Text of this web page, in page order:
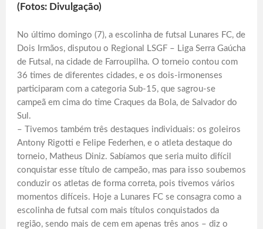
(Fotos: Divulgação)
No último domingo (7), a escolinha de futsal Lunares FC, de
Dois Irmãos, disputou o Regional LSGF – Liga Serra Gaúcha
de Futsal, na cidade de Farroupilha. O torneio contou com
36 times de diferentes cidades, e os dois-irmonenses
participaram com a categoria Sub-15, que sagrou-se
campeã em cima do time Craques da Bola, de Salvador do
Sul.
– Tivemos também três destaques individuais: os goleiros
Antony Rigotti e Felipe Federhen, e o atleta destaque do
torneio, Matheus Diniz. Sabíamos que seria muito difícil
conquistar esse título de campeão, mas para isso soubemos
conduzir os atletas de forma correta, pois tivemos vários
momentos difíceis. Hoje a Lunares FC se consagra como a
escolinha de futsal com mais títulos conquistados da
região, sendo mais de cem em apenas três anos – diz o